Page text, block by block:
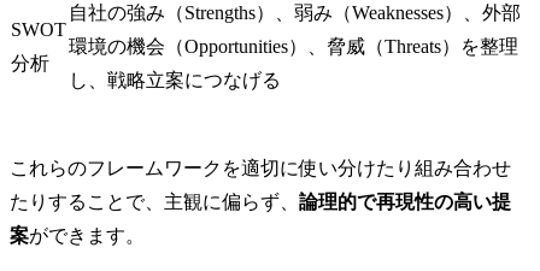
SWOT
分析
自社の強み（Strengths）、弱み（Weaknesses）、外部
環境の機会（Opportunities）、脅威（Threats）を整理
し、戦略立案につなげる
これらのフレームワークを適切に使い分けたり組み合わせ
たりすることで、主観に偏らず、 論理的で再現性の高い提
案ができます。